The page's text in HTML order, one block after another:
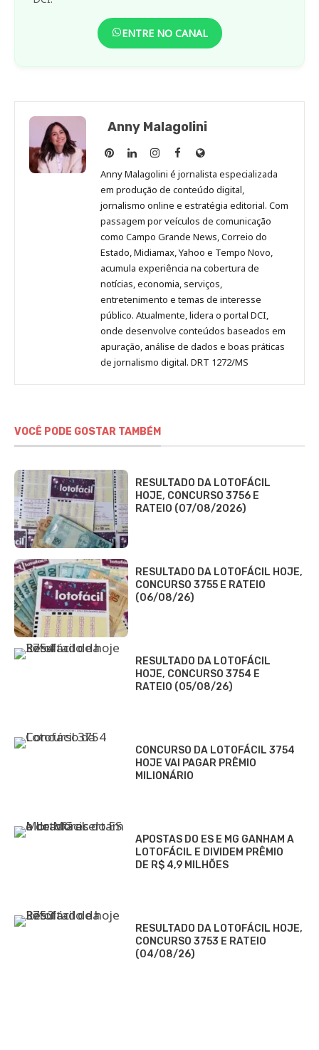
ENTRE NO CANAL
Anny Malagolini
Anny
Malagolini
no
Pinterest
Anny
Malagolini
no
LinkedIn
Anny
Malagolini
no
Instagram
Anny
Malagolini
no
Facebook
Site
de
Anny
Malagolini
Anny Malagolini é jornalista especializada
em produção de conteúdo digital,
jornalismo online e estratégia editorial. Com
passagem por veículos de comunicação
como Campo Grande News, Correio do
Estado, Midiamax, Yahoo e Tempo Novo,
acumula experiência na cobertura de
notícias, economia, serviços,
entretenimento e temas de interesse
público. Atualmente, lidera o portal DCI,
onde desenvolve conteúdos baseados em
apuração, análise de dados e boas práticas
de jornalismo digital. DRT 1272/MS
VOCÊ PODE GOSTAR TAMBÉM
RESULTADO DA LOTOFÁCIL
HOJE, CONCURSO 3756 E
RATEIO (07/08/2026)
RESULTADO DA LOTOFÁCIL HOJE,
CONCURSO 3755 E RATEIO
(06/08/26)
RESULTADO DA LOTOFÁCIL
HOJE, CONCURSO 3754 E
RATEIO (05/08/26)
CONCURSO DA LOTOFÁCIL 3754
HOJE VAI PAGAR PRÊMIO
MILIONÁRIO
APOSTAS DO ES E MG GANHAM A
LOTOFÁCIL E DIVIDEM PRÊMIO
DE R$ 4,9 MILHÕES
RESULTADO DA LOTOFÁCIL HOJE,
CONCURSO 3753 E RATEIO
(04/08/26)